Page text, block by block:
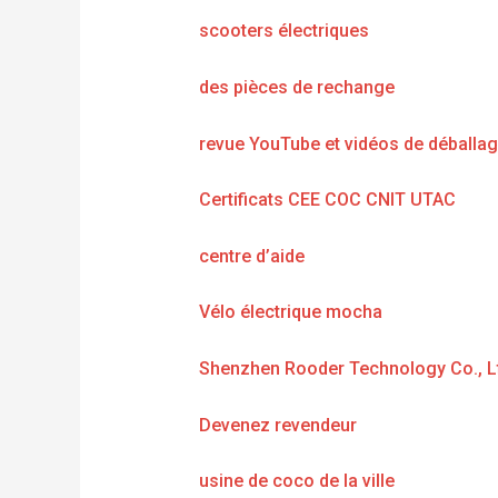
scooters électriques
des pièces de rechange
revue YouTube et vidéos de
Certificats CEE COC CNIT UTAC
centre d’aide
Vélo électrique mocha
Shenzhen Rooder Technology Co.,
Devenez revendeur
usine de coco de la ville